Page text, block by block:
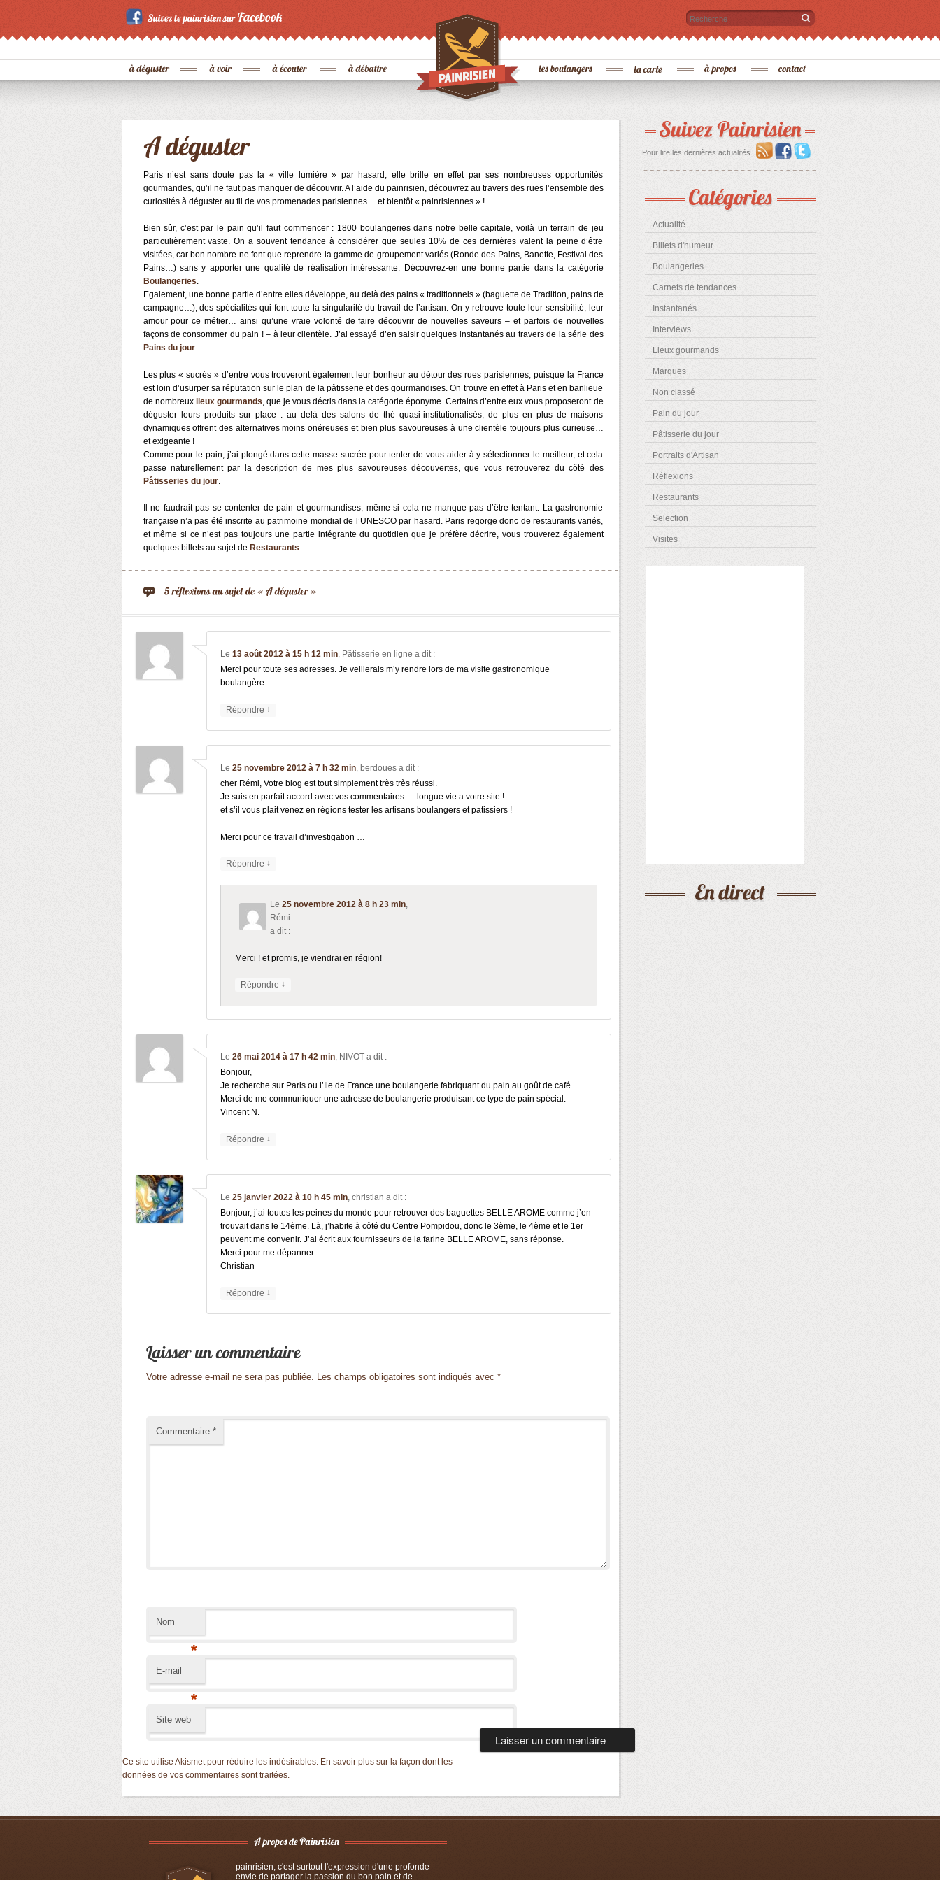
Recherche
Paris n’est sans doute pas la « ville lumière » par hasard, elle brille en effet par ses nombreuses opportunités
gourmandes, qu’il ne faut pas manquer de découvrir. A l’aide du painrisien, découvrez au travers des rues l’ensemble des
curiosités à déguster au fil de vos promenades parisiennes… et bientôt « painrisiennes » !
Bien sûr, c’est par le pain qu’il faut commencer : 1800 boulangeries dans notre belle capitale, voilà un terrain de jeu
particulièrement vaste. On a souvent tendance à considérer que seules 10% de ces dernières valent la peine d’être
visitées, car bon nombre ne font que reprendre la gamme de groupement variés (Ronde des Pains, Banette, Festival des
Pains…) sans y apporter une qualité de réalisation intéressante. Découvrez-en une bonne partie dans la catégorie
Boulangeries.
Egalement, une bonne partie d’entre elles développe, au delà des pains « traditionnels » (baguette de Tradition, pains de
campagne…), des spécialités qui font toute la singularité du travail de l’artisan. On y retrouve toute leur sensibilité, leur
amour pour ce métier… ainsi qu’une vraie volonté de faire découvrir de nouvelles saveurs – et parfois de nouvelles
façons de consommer du pain ! – à leur clientèle. J’ai essayé d’en saisir quelques instantanés au travers de la série des
Pains du jour.
Les plus « sucrés » d’entre vous trouveront également leur bonheur au détour des rues parisiennes, puisque la France
est loin d’usurper sa réputation sur le plan de la pâtisserie et des gourmandises. On trouve en effet à Paris et en banlieue
de nombreux lieux gourmands , que je vous décris dans la catégorie éponyme. Certains d’entre eux vous proposeront de
déguster leurs produits sur place : au delà des salons de thé quasi-institutionalisés, de plus en plus de maisons
dynamiques offrent des alternatives moins onéreuses et bien plus savoureuses à une clientèle toujours plus curieuse…
et exigeante !
Comme pour le pain, j’ai plongé dans cette masse sucrée pour tenter de vous aider à y sélectionner le meilleur, et cela
passe naturellement par la description de mes plus savoureuses découvertes, que vous retrouverez du côté des
Pâtisseries du jour.
Il ne faudrait pas se contenter de pain et gourmandises, même si cela ne manque pas d’être tentant. La gastronomie
française n’a pas été inscrite au patrimoine mondial de l’UNESCO par hasard. Paris regorge donc de restaurants variés,
et même si ce n’est pas toujours une partie intégrante du quotidien que je préfère décrire, vous trouverez également
quelques billets au sujet de Restaurants.
Le 13 août 2012 à 15 h 12 min, Pâtisserie en ligne a dit :
Merci pour toute ses adresses. Je veillerais m’y rendre lors de ma visite gastronomique
boulangère.
Répondre ↓
Le 25 novembre 2012 à 7 h 32 min, berdoues a dit :
cher Rémi, Votre blog est tout simplement très très réussi.
Je suis en parfait accord avec vos commentaires … longue vie a votre site !
et s’il vous plait venez en régions tester les artisans boulangers et patissiers !
Merci pour ce travail d’investigation …
Répondre ↓
Le 25 novembre 2012 à 8 h 23 min,
Rémi
a dit :
Merci ! et promis, je viendrai en région!
Répondre ↓
Le 26 mai 2014 à 17 h 42 min, NIVOT a dit :
Bonjour,
Je recherche sur Paris ou l’Ile de France une boulangerie fabriquant du pain au goût de café.
Merci de me communiquer une adresse de boulangerie produisant ce type de pain spécial.
Vincent N.
Répondre ↓
Le 25 janvier 2022 à 10 h 45 min, christian a dit :
Bonjour, j’ai toutes les peines du monde pour retrouver des baguettes BELLE AROME comme j’en
trouvait dans le 14ème. Là, j’habite à côté du Centre Pompidou, donc le 3ème, le 4ème et le 1er
peuvent me convenir. J’ai écrit aux fournisseurs de la farine BELLE AROME, sans réponse.
Merci pour me dépanner
Christian
Répondre ↓
Votre adresse e-mail ne sera pas publiée. Les champs obligatoires sont indiqués avec *
Commentaire *
Nom
*
E-mail
*
Site web
Ce site utilise Akismet pour réduire les indésirables. En savoir plus sur la façon dont les
données de vos commentaires sont traitées.
Pour lire les dernières actualités
Actualité
Billets d'humeur
Boulangeries
Carnets de tendances
Instantanés
Interviews
Lieux gourmands
Marques
Non classé
Pain du jour
Pâtisserie du jour
Portraits d'Artisan
Réflexions
Restaurants
Selection
Visites
painrisien, c'est surtout l'expression d'une profonde
envie de partager la passion du bon pain et de